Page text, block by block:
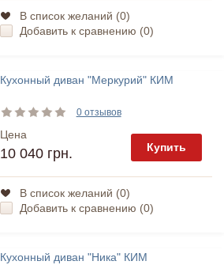
В список желаний (0)
Добавить к сравнению (0)
Кухонный диван "Меркурий" КИМ
0 отзывов
Цена
10 040 грн. Купить
В список желаний (0)
Добавить к сравнению (0)
Кухонный диван "Ника" КИМ